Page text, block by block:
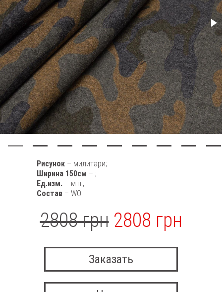
Рисунок – милитари;
Ширина 150см – ;
Ед.изм. – м.п.;
Состав – WO
2808 грн 2808 грн
Заказать